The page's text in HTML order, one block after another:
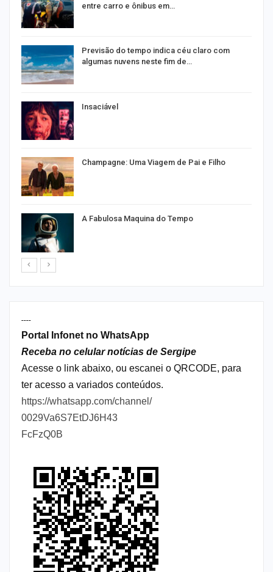
entre carro e ônibus em…
Previsão do tempo indica céu claro com
algumas nuvens neste fim de…
Insaciável
Champagne: Uma Viagem de Pai e Filho
A Fabulosa Maquina do Tempo
----
Portal Infonet no WhatsApp
Receba no celular notícias de Sergipe
Acesse o link abaixo, ou escanei o QRCODE, para
ter acesso a variados conteúdos.
https://whatsapp.com/channel/
0029Va6S7EtDJ6H43
FcFzQ0B